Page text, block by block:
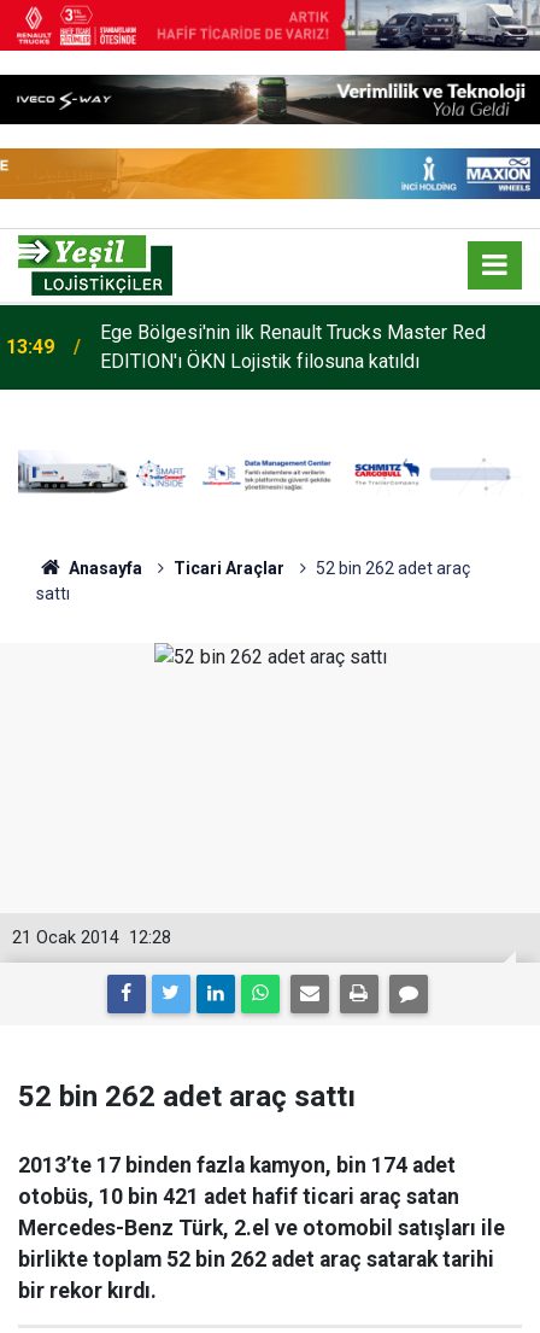
13:49
Ege Bölgesi'nin ilk Renault Trucks Master Red
EDITION'ı ÖKN Lojistik filosuna katıldı
Anasayfa Ticari Araçlar
52 bin 262 adet araç
sattı
12:28
21 Ocak 2014
52 bin 262 adet araç sattı
2013’te 17 binden fazla kamyon, bin 174 adet
otobüs, 10 bin 421 adet hafif ticari araç satan
Mercedes-Benz Türk, 2.el ve otomobil satışları ile
birlikte toplam 52 bin 262 adet araç satarak tarihi
bir rekor kırdı.